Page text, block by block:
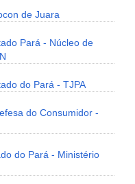
de Juara
Pará - Núcleo de
do Pará - TJPA
do Consumidor -
do Pará - Ministério